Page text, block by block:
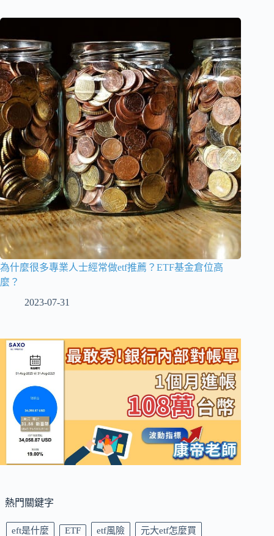
為什麼很多專業人士經常做etf推薦？ETF基金倉位高
麼？
2023-07-31
熱門關鍵字
eft是什麼 ETF etf風險 元大etf怎麼買